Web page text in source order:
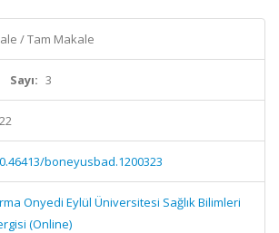
/ Tam Makale
Sayı: 3
boneyusbad.1200323
Onyedi Eylül Üniversitesi Sağlık Bilimleri
(Online)